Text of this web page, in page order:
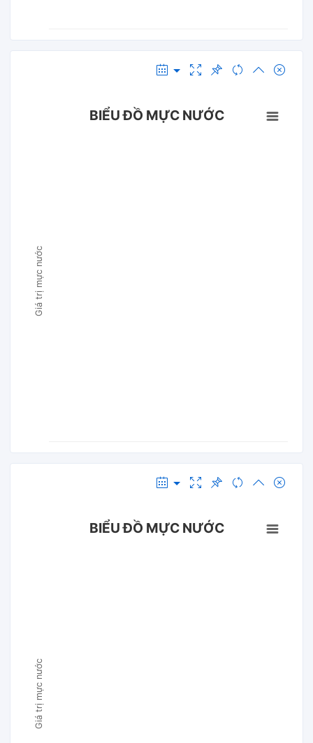
Giá trị mực nước
BIỂU ĐỒ MỰC NƯỚC
Giá trị mực nước
BIỂU ĐỒ MỰC NƯỚC